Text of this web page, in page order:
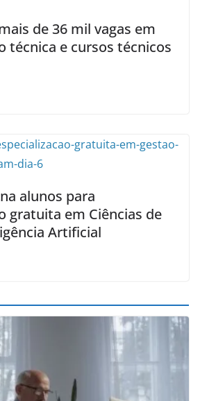
de 36 mil vagas em
técnica e cursos técnicos
alunos para
gratuita em Ciências de
Artificial